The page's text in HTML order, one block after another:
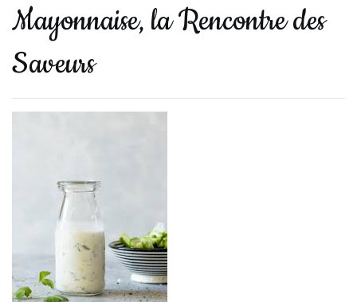
Mayonnaise, la Rencontre des
Saveurs